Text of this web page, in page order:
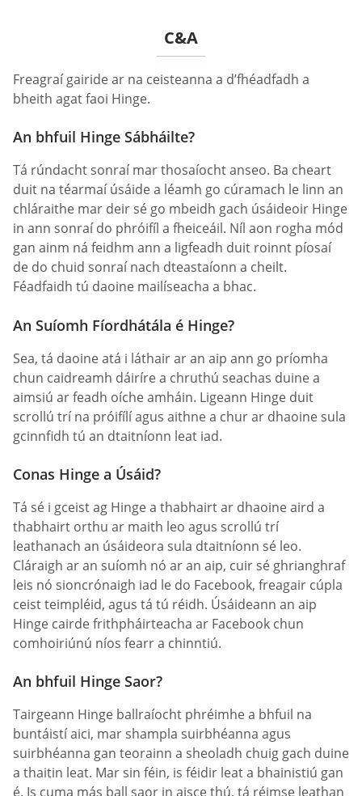
C&A
Freagraí gairide ar na ceisteanna a d’fhéadfadh a
bheith agat faoi Hinge.
An bhfuil Hinge Sábháilte?
Tá rúndacht sonraí mar thosaíocht anseo. Ba cheart
duit na téarmaí úsáide a léamh go cúramach le linn an
chláraithe mar deir sé go mbeidh gach úsáideoir Hinge
in ann sonraí do phróifíl a fheiceáil. Níl aon rogha mód
gan ainm ná feidhm ann a ligfeadh duit roinnt píosaí
de do chuid sonraí nach dteastaíonn a cheilt.
Féadfaidh tú daoine mailíseacha a bhac.
An Suíomh Fíordhátála é Hinge?
Sea, tá daoine atá i láthair ar an aip ann go príomha
chun caidreamh dáiríre a chruthú seachas duine a
aimsiú ar feadh oíche amháin. Ligeann Hinge duit
scrollú trí na próifílí agus aithne a chur ar dhaoine sula
gcinnfidh tú an dtaitníonn leat iad.
Conas Hinge a Úsáid?
Tá sé i gceist ag Hinge a thabhairt ar dhaoine aird a
thabhairt orthu ar maith leo agus scrollú trí
leathanach an úsáideora sula dtaitníonn sé leo.
Cláraigh ar an suíomh nó ar an aip, cuir sé ghrianghraf
leis nó sioncrónaigh iad le do Facebook, freagair cúpla
ceist teimpléid, agus tá tú réidh. Úsáideann an aip
Hinge cairde frithpháirteacha ar Facebook chun
comhoiriúnú níos fearr a chinntiú.
An bhfuil Hinge Saor?
Tairgeann Hinge ballraíocht phréimhe a bhfuil na
buntáistí aici, mar shampla suirbhéanna agus
suirbhéanna gan teorainn a sheoladh chuig gach duine
a thaitin leat. Mar sin féin, is féidir leat a bhainistiú gan
é. Is cuma más ball saor in aisce thú, tá réimse leathan